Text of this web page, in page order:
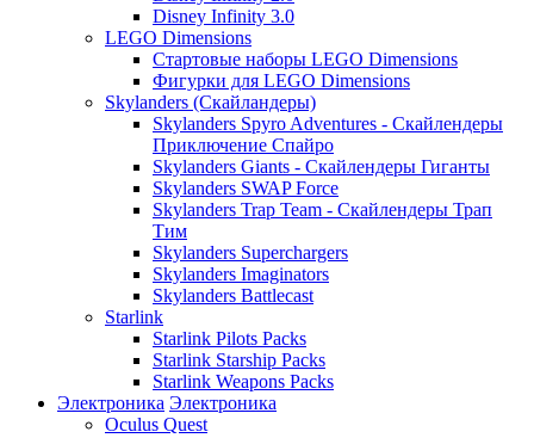
Disney Infinity 3.0
LEGO Dimensions
Стартовые наборы LEGO Dimensions
Фигурки для LEGO Dimensions
Skylanders (Скайландеры)
Skylanders Spyro Adventures - Скайлендеры
Приключение Спайро
Skylanders Giants - Скайлендеры Гиганты
Skylanders SWAP Force
Skylanders Trap Team - Скайлендеры Трап
Тим
Skylanders Superchargers
Skylanders Imaginators
Skylanders Battlecast
Starlink
Starlink Pilots Packs
Starlink Starship Packs
Starlink Weapons Packs
Электроника Электроника
Oculus Quest